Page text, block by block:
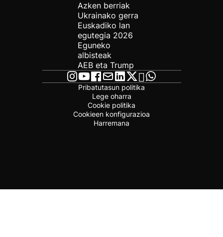
Azken berriak
Ukrainako gerra
Euskadiko lan
egutegia 2026
Eguneko
albisteak
AEB eta Trump
Pribatutasun politika
Lege oharra
Cookie politika
Cookieen konfigurazioa
Harremana